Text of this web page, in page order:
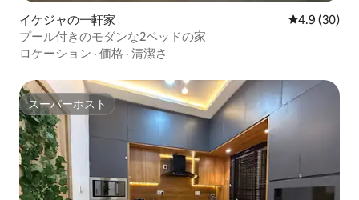
イケジャの一軒家 レビュー30
4.9 (30)
プール付きのモダンな2ベッドの家
ロケーション · 価格 · 清潔さ
スーパーホスト
スーパーホスト